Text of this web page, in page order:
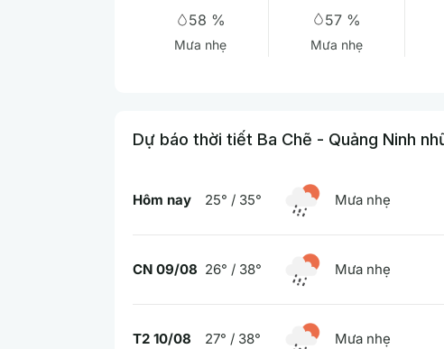
58 %
Mưa nhẹ
57 %
Mưa nhẹ
Dự báo thời tiết Ba Chẽ - Quảng Ninh
Hôm nay 25° / 35° Mưa nhẹ
CN 09/08 26° / 38° Mưa nhẹ
T2 10/08 27° / 38° Mưa nhẹ